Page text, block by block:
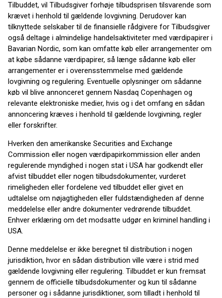
Tilbuddet, vil Tilbudsgiver forhøje tilbudsprisen tilsvarende som
krævet i henhold til gældende lovgivning. Derudover kan
tilknyttede selskaber til de finansielle rådgivere for Tilbudsgiver
også deltage i almindelige handelsaktiviteter med værdipapirer i
Bavarian Nordic, som kan omfatte køb eller arrangementer om
at købe sådanne værdipapirer, så længe sådanne køb eller
arrangementer er i overensstemmelse med gældende
lovgivning og regulering. Eventuelle oplysninger om sådanne
køb vil blive annonceret gennem Nasdaq Copenhagen og
relevante elektroniske medier, hvis og i det omfang en sådan
annoncering kræves i henhold til gældende lovgivning, regler
eller forskrifter.
Hverken den amerikanske Securities and Exchange
Commission eller nogen værdipapirkommission eller anden
regulerende myndighed i nogen stat i USA har godkendt eller
afvist tilbuddet eller nogen tilbudsdokumenter, vurderet
rimeligheden eller fordelene ved tilbuddet eller givet en
udtalelse om nøjagtigheden eller fuldstændigheden af denne
meddelelse eller andre dokumenter vedrørende tilbuddet.
Enhver erklæring om det modsatte udgør en kriminel handling i
USA.
Denne meddelelse er ikke beregnet til distribution i nogen
jurisdiktion, hvor en sådan distribution ville være i strid med
gældende lovgivning eller regulering. Tilbuddet er kun fremsat
gennem de officielle tilbudsdokumenter og kun til sådanne
personer og i sådanne jurisdiktioner, som tilladt i henhold til